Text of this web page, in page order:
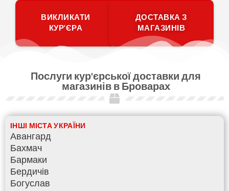
ВИКЛИКАТИ
КУР'ЄРА
ДОСТАВКА З
МАГАЗИНІВ
Послуги кур'єрської доставки для
магазинів в Броварах
ІНШІ МІСТА УКРАЇНИ
Авангард
Бахмач
Бармаки
Бердичів
Богуслав